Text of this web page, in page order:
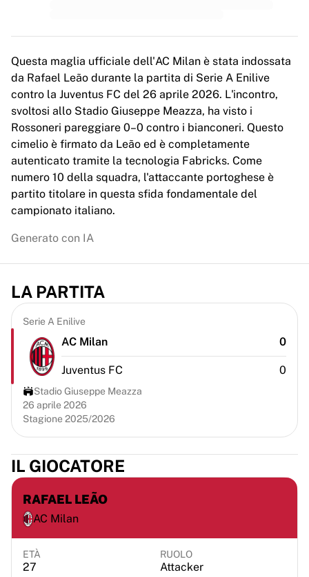
Calcio femminile statunitense
NWSL
OL Lyonnes
Paris Saint-Germain Féminines
Arsenal WFC
Esplora per paese
Basket
Highlights
Charlotte Hornets
Chicago Bulls
LA Clippers
Portland Trail Blazers
Visualizza tutto il basket
Le migliori squadre NBA
Charlotte Hornets
Chicago Bulls
Portland Trail Blazers
LA Clippers
Visualizza tutta la NBA
Le migliori squadre europee
Beşiktaş Gain
Fenerbahçe Basketbol
Slovenia
Guerri Napoli
Altri sport
Ciclismo
Team Visma | Lease a bike
Netcompany INEOS
EF Education
Questa maglia ufficiale dell'AC Milan è stata indossata
da Rafael Leão durante la partita di Serie A Enilive
contro la Juventus FC del 26 aprile 2026. L'incontro,
svoltosi allo Stadio Giuseppe Meazza, ha visto i
Rossoneri pareggiare 0–0 contro i bianconeri. Questo
cimelio è firmato da Leão ed è completamente
autenticato tramite la tecnologia Fabricks. Come
numero 10 della squadra, l'attaccante portoghese è
partito titolare in questa sfida fondamentale del
campionato italiano.
Generato con IA
LA PARTITA
Serie A Enilive
AC Milan 0
Juventus FC 0
Stadio Giuseppe Meazza
26 aprile 2026
Stagione 2025/2026
IL GIOCATORE
RAFAEL LEÃO
AC Milan
ETÀ
27
RUOLO
Attacker